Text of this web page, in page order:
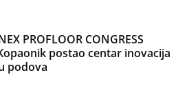
PROFLOOR CONGRESS
postao centar inovacija
podova